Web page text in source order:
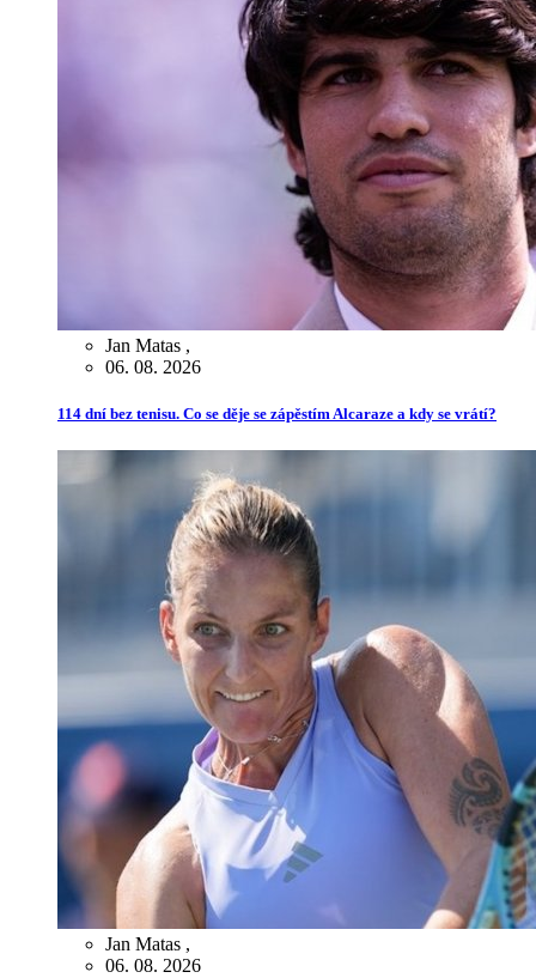
Jan Matas ,
06. 08. 2026
114 dní bez tenisu. Co se děje se zápěstím Alcaraze a kdy se vrátí?
Jan Matas ,
06. 08. 2026